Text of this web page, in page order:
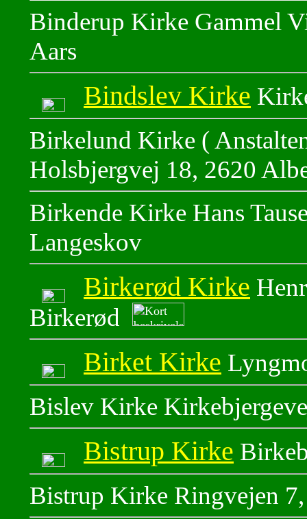
Binderup Kirke Gammel
Aars
Bindslev Kirke
Birkelund Kirke (
Holsbjergvej 18, 2620
Birkende Kirke Hans
Langeskov
Birkerød Kirke
Birkerød
Birket Kirke
Bislev Kirke
Bistrup Kirke
Bistrup Kirke Ringvejen